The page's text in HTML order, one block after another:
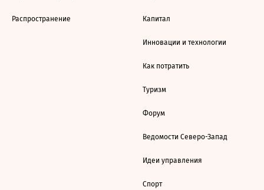
Распространение Капитал
Инновации и технологии
Как потратить
Туризм
Форум
Ведомости Северо-Запад
Идеи управления
Спорт